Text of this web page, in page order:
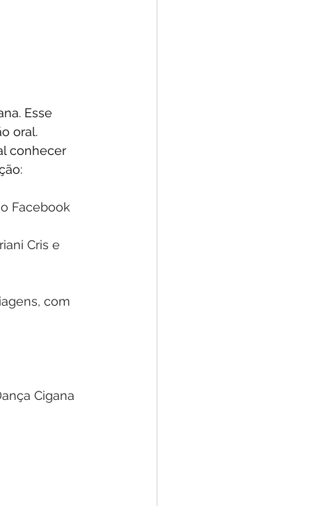
Esse
oral.
conhecer
Facebook
Cris e
com
Cigana